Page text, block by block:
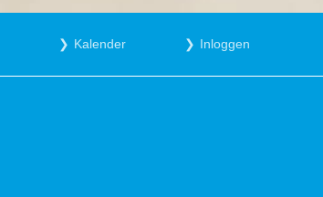
Kalender Inloggen